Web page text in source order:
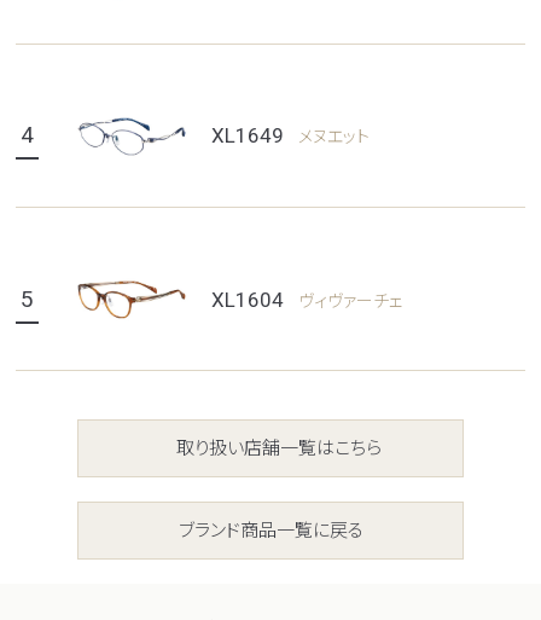
4 XL1649 メヌエット
5 XL1604 ヴィヴァーチェ
取り扱い店舗一覧はこちら
ブランド商品一覧に戻る